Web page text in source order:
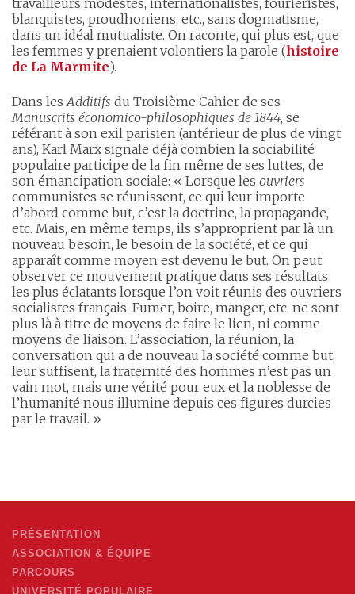
travailleurs modestes, internationalistes, fouriéristes,
blanquistes, proudhoniens, etc., sans dogmatisme,
dans un idéal mutualiste. On raconte, qui plus est, que
les femmes y prenaient volontiers la parole (histoire
de La Marmite).
Dans lesAdditifs du Troisième Cahier de ses
Manuscrits économico-philosophiques de 1844, se
référant à son exil parisien (antérieur de plus de vingt
ans), Karl Marx signale déjà combien la sociabilité
populaire participe de la fin même de ses luttes, de
son émancipation sociale: « Lorsque les ouvriers
communistes se réunissent, ce qui leur importe
d’abord comme but, c’est la doctrine, la propagande,
etc. Mais, en même temps, ils s’approprient par là un
nouveau besoin, le besoin de la société, et ce qui
apparaît comme moyen est devenu le but. On peut
observer ce mouvement pratique dans ses résultats
les plus éclatants lorsque l’on voit réunis des ouvriers
socialistes français. Fumer, boire, manger, etc. ne sont
plus là à titre de moyens de faire le lien, ni comme
moyens de liaison. L’association, la réunion, la
conversation qui a de nouveau la société comme but,
leur suffisent, la fraternité des hommes n’est pas un
vain mot, mais une vérité pour eux et la noblesse de
l’humanité nous illumine depuis ces figures durcies
par le travail. »
PRÉSENTATION
ASSOCIATION & ÉQUIPE
PARCOURS
UNIVERSITÉ POPULAIRE